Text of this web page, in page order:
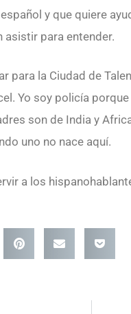
y que quiere
asistir para entender.
para la Ciudad de
Yo soy policía
son de India y
uno no nace aquí.
a los